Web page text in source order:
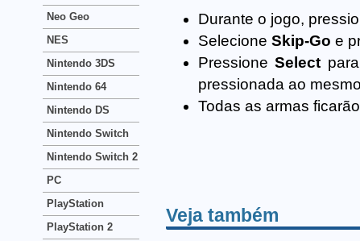
Durante o jogo,
Selecione Skip-Go e
PressioneSelect
pressionada ao
Todas as armas
Veja também
Neo Geo
NES
Nintendo 3DS
Nintendo 64
Nintendo DS
Nintendo Switch
Nintendo Switch 2
PC
PlayStation
PlayStation 2